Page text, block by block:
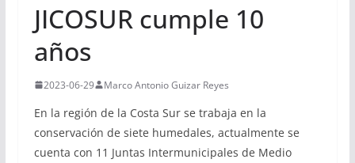
JICOSUR cumple 10
años
2023-06-29 Marco Antonio Guizar Reyes
En la región de la Costa Sur se trabaja en la
conservación de siete humedales, actualmente se
cuenta con 11 Juntas Intermunicipales de Medio